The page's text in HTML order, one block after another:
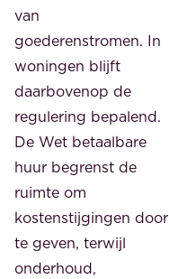
van
goederenstromen. In
woningen blijft
daarbovenop de
regulering bepalend.
De Wet betaalbare
huur begrenst de
ruimte om
kostenstijgingen door
te geven, terwijl
onderhoud,